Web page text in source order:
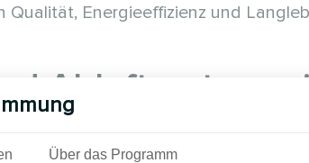
Energieeffizienz und
Abluftsystem
Über das Programm